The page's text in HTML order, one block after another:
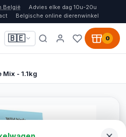
België
Advies elke dag 10u-20u
Belgische online dierenwinkel
🇧🇪 0
Mix - 1.1kg